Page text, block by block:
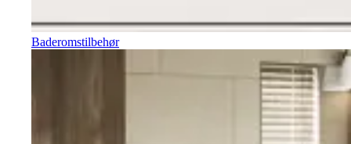
Baderomstilbehør